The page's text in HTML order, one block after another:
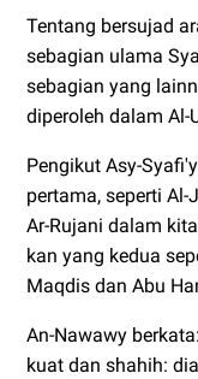
Tentang bersujad
sebagian ulama
sebagian yang
diperoleh dalam Al-
Pengikut Asy-
pertama, seperti
Ar-Rujani dalam
kan yang kedua
Maqdis dan Abu
An-Nawawy
kuat dan shahih: